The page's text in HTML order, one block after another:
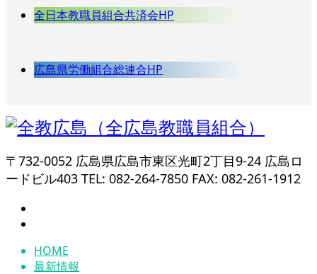
全日本教職員組合共済会HP
広島県労働組合総連合HP
〒732-0052 広島県広島市東区光町2丁目9-24 広島ロ
ードビル403 TEL: 082-264-7850 FAX: 082-261-1912
HOME
最新情報